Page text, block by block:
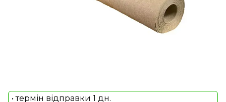
• термін відправки 1 дн.